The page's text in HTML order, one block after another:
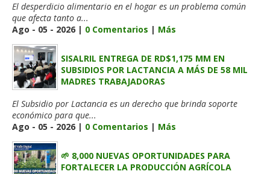
El desperdicio alimentario en el hogar es un problema común
que afecta tanto a...
Ago - 05 - 2026 | 0 Comentarios | Más
SISALRIL ENTREGA DE RD$1,175 MM EN
SUBSIDIOS POR LACTANCIA A MÁS DE 58 MIL
MADRES TRABAJADORAS
El Subsidio por Lactancia es un derecho que brinda soporte
económico para que...
Ago - 05 - 2026 | 0 Comentarios | Más
🌱 8,000 NUEVAS OPORTUNIDADES PARA
FORTALECER LA PRODUCCIÓN AGRÍCOLA